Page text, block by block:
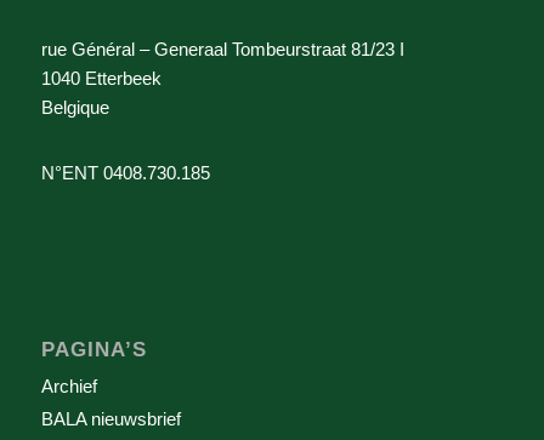
rue Général – Generaal Tombeurstraat 81/23 I
1040 Etterbeek
Belgique
N°ENT 0408.730.185
PAGINA’S
Archief
BALA nieuwsbrief